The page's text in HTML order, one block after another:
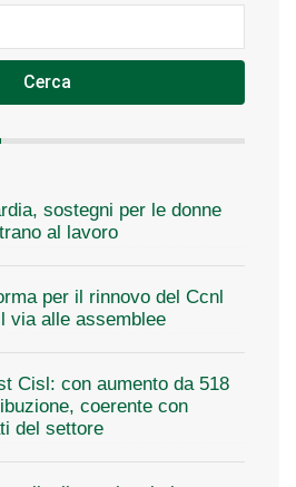
Cerca
sostegni per le donne
al lavoro
per il rinnovo del Ccnl
via alle assemblee
Cisl: con aumento da 518
coerente con
del settore